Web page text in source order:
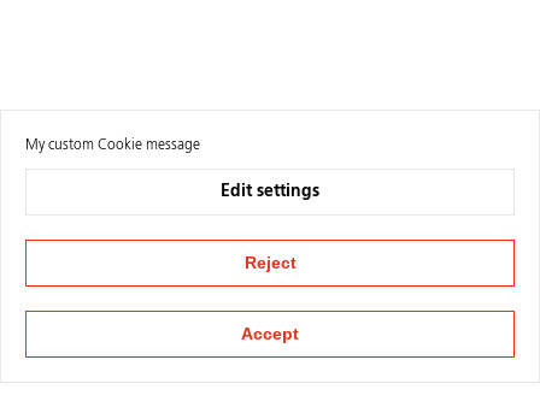
My custom Cookie message
Edit settings
Reject
Accept